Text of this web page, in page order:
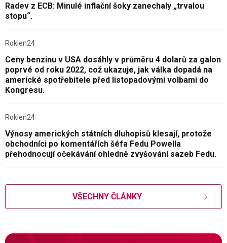
Radev z ECB: Minulé inflační šoky zanechaly „trvalou
stopu“.
Roklen24
Ceny benzinu v USA dosáhly v průměru 4 dolarů za galon
poprvé od roku 2022, což ukazuje, jak válka dopadá na
americké spotřebitele před listopadovými volbami do
Kongresu.
Roklen24
Výnosy amerických státních dluhopisů klesají, protože
obchodníci po komentářích šéfa Fedu Powella
přehodnocují očekávání ohledně zvyšování sazeb Fedu.
VŠECHNY ČLÁNKY